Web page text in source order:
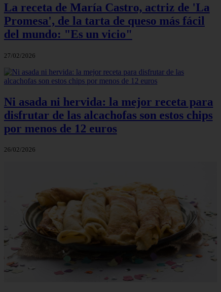
La receta de María Castro, actriz de 'La
Promesa', de la tarta de queso más fácil
del mundo: "Es un vicio"
27/02/2026
Ni asada ni hervida: la mejor receta para
disfrutar de las alcachofas son estos chips
por menos de 12 euros
26/02/2026